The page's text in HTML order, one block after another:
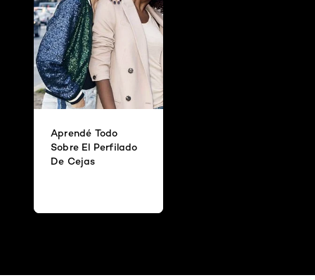
Aprendé Todo
Sobre El Perfilado
De Cejas